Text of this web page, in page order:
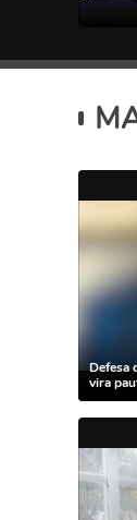
Defesa
vira